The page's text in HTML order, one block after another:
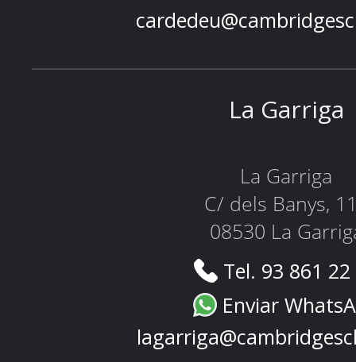
La Garriga
La Garriga
C/ dels Banys,
08530 La
Tel. 93 861
Enviar